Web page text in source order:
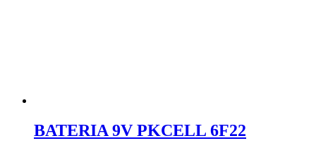
BATERIA 9V PKCELL 6F22